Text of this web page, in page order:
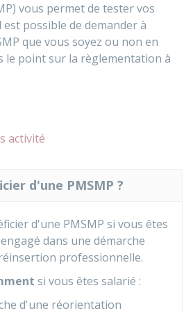
vous permet de tester vos
possible de demander à
que vous soyez ou non en
le point sur la règlementation à
activité
d'une PMSMP ?
d'une PMSMP si vous êtes
dans une démarche
professionnelle.
si vous êtes salarié :
d'une réorientation